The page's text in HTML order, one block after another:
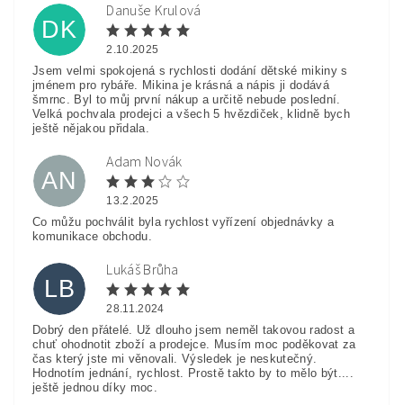
DK
Danuše Krulová
2.10.2025
Jsem velmi spokojená s rychlosti dodání dětské mikiny s
jménem pro rybáře. Mikina je krásná a nápis ji dodává
šmrnc. Byl to můj první nákup a určitě nebude poslední.
Velká pochvala prodejci a všech 5 hvězdiček, klidně bych
ještě nějakou přidala.
AN
Adam Novák
13.2.2025
Co můžu pochválit byla rychlost vyřízení objednávky a
komunikace obchodu.
LB
Lukáš Brůha
28.11.2024
Dobrý den přátelé. Už dlouho jsem neměl takovou radost a
chuť ohodnotit zboží a prodejce. Musím moc poděkovat za
čas který jste mi věnovali. Výsledek je neskutečný.
Hodnotím jednání, rychlost. Prostě takto by to mělo být....
ještě jednou díky moc.